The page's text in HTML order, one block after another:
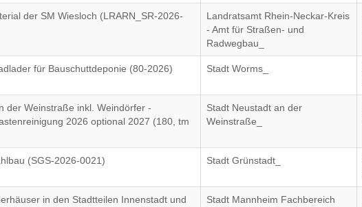
der SM Wiesloch (LRARN_SR-2026-
Landratsamt Rhein-Neckar-Kreis
- Amt für Straßen- und
Radwegbau_
für Bauschuttdeponie (80-2026) Stadt Worms_
der Weinstraße inkl. Weindörfer -
2026 optional 2027 (180, tm
Stadt Neustadt an der
Weinstraße_
(SGS-2026-0021) Stadt Grünstadt_
in den Stadtteilen Innenstadt und
Stadt Mannheim Fachbereich